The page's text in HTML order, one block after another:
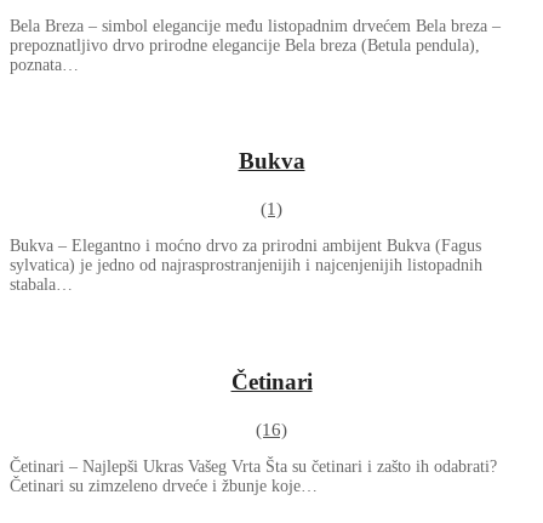
Bela Breza – simbol elegancije među listopadnim drvećem Bela breza –
prepoznatljivo drvo prirodne elegancije Bela breza (Betula pendula),
poznata…
Bukva
(1)
Bukva – Elegantno i moćno drvo za prirodni ambijent Bukva (Fagus
sylvatica) je jedno od najrasprostranjenijih i najcenjenijih listopadnih
stabala…
Četinari
(16)
Četinari – Najlepši Ukras Vašeg Vrta Šta su četinari i zašto ih odabrati?
Četinari su zimzeleno drveće i žbunje koje…